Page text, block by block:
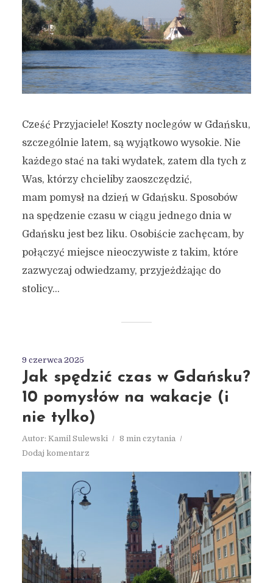
Cześć Przyjaciele! Koszty noclegów w Gdańsku,
szczególnie latem, są wyjątkowo wysokie. Nie
każdego stać na taki wydatek, zatem dla tych z
Was, którzy chcieliby zaoszczędzić,
mam pomysł na dzień w Gdańsku. Sposobów
na spędzenie czasu w ciągu jednego dnia w
Gdańsku jest bez liku. Osobiście zachęcam, by
połączyć miejsce nieoczywiste z takim, które
zazwyczaj odwiedzamy, przyjeżdżając do
stolicy...
9 czerwca 2025
Jak spędzić czas w Gdańsku?
10 pomysłów na wakacje (i
nie tylko)
Autor: Kamil Sulewski
8 min czytania
Dodaj komentarz